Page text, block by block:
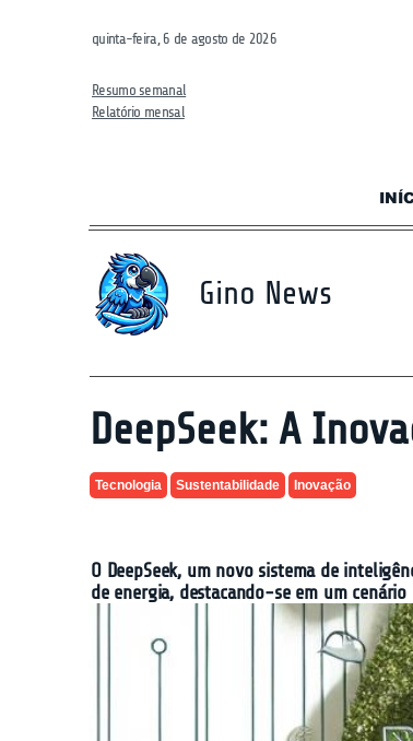
quinta-feira, 6 de agosto de 2026
Resumo semanal
Relatório mensal
Gino News
DeepSeek: A
Tecnologia Sustentabilidade Inovação
O DeepSeek, um novo sistema de
de energia, destacando-se em um